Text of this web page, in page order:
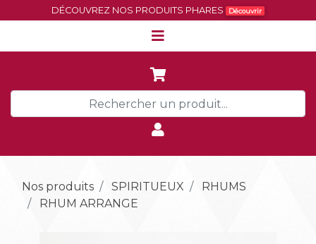
DÉCOUVREZ NOS PRODUITS PHARES Découvrir
Nos produits SPIRITUEUX
RHUMS
RHUM ARRANGE